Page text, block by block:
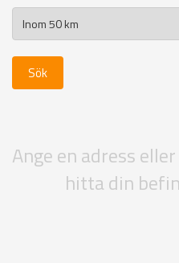
Ange en adress
hitta din